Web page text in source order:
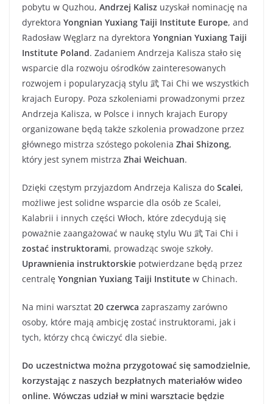
pobytu w Quzhou, Andrzej Kalisz uzyskał nominację na
dyrektora Yongnian Yuxiang Taiji Institute Europe, and
Radosław Węglarz na dyrektora Yongnian Yuxiang Taiji
Institute Poland. Zadaniem Andrzeja Kalisza stało się
wsparcie dla rozwoju ośrodków zainteresowanych
rozwojem i popularyzacją stylu 武 Tai Chi we wszystkich
krajach Europy. Poza szkoleniami prowadzonymi przez
Andrzeja Kalisza, w Polsce i innych krajach Europy
organizowane będą także szkolenia prowadzone przez
głównego mistrza szóstego pokolenia Zhai Shizong,
który jest synem mistrza Zhai Weichuan.
Dzięki częstym przyjazdom Andrzeja Kalisza do Scalei,
możliwe jest solidne wsparcie dla osób ze Scalei,
Kalabrii i innych części Włoch, które zdecydują się
poważnie zaangażować w naukę stylu Wu 武 Tai Chi i
zostać instruktorami, prowadząc swoje szkoły.
Uprawnienia instruktorskie potwierdzane będą przez
centralę Yongnian Yuxiang Taiji Institute w Chinach.
Na mini warsztat 20 czerwca zapraszamy zarówno
osoby, które mają ambicję zostać instruktorami, jak i
tych, którzy chcą ćwiczyć dla siebie.
Do uczestnictwa można przygotować się samodzielnie,
korzystając z naszych bezpłatnych materiałów wideo
online. Wówczas udział w mini warsztacie będzie